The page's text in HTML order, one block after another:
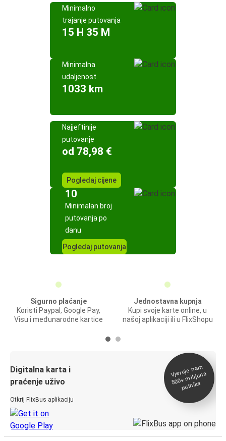
Minimalno
trajanje putovanja
15 H 35 M
Minimalna
udaljenost
1033 km
Najjeftinije
putovanje
od 78,98 €
Pogledaj cijene
10
Minimalan broj
putovanja po
danu
Pogledaj putovanja
Sigurno plaćanje
Koristi Paypal, Google Pay,
Visu i međunarodne kartice
Jednostavna kupnja
Kupi svoje karte online, u
našoj aplikaciji ili u FlixShopu
Digitalna karta i
praćenje uživo
Otkrij FlixBus aplikaciju
Vjeruje na
m
500+
milijuna
putnika